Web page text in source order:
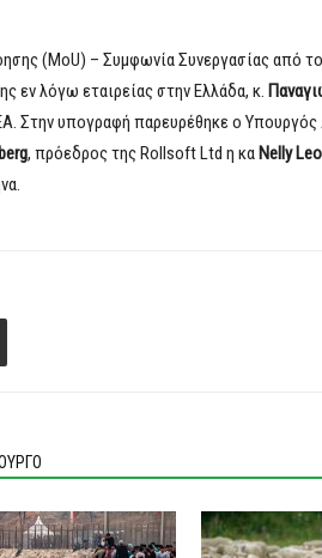
(MoU) – Συμφωνία Συνεργασίας από
εν λόγω εταιρείας στην Ελλάδα, κ.
Στην υπογραφή παρευρέθηκε ο Υπουργός
, πρόεδρος της Rollsoft Ltd η κα Nelly